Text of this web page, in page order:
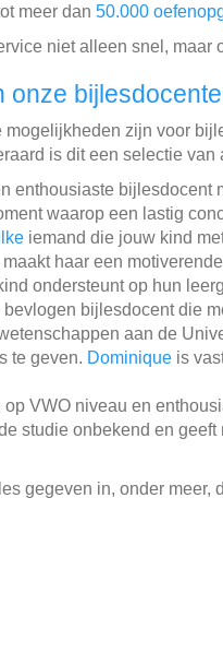
meer dan 50.000
niet alleen snel,
onze
mogelijkheden zijn voor
is dit een selectie
enthousiaste bijlesdocent
waarop een lastig
iemand die jouw kind
haar een
ondersteunt op hun
bevlogen bijlesdocent die
aan de
te geven. Dominique is
op VWO niveau en
studie onbekend en
gegeven in, onder meer,